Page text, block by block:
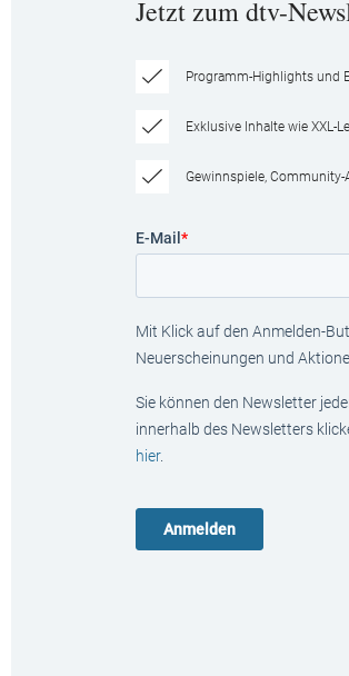
Jetzt zum dtv-
Programm-Highlights und
Exklusive Inhalte wie XXL-
Gewinnspiele,
E-Mail *
Mit Klick auf den Anmelden-
Neuerscheinungen und
Sie können den Newsletter
innerhalb des Newsletters
hier.